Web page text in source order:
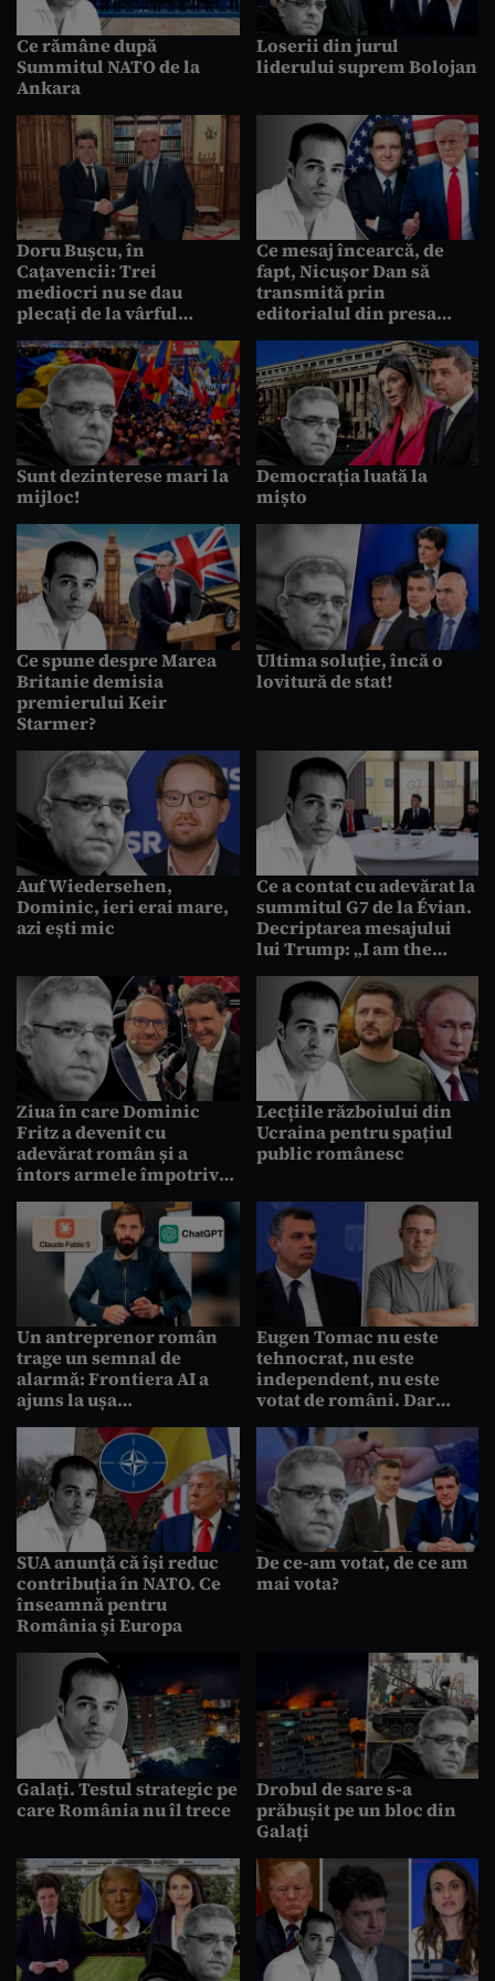
Ce rămâne după
Summitul NATO de la
Ankara
Loserii din jurul
liderului suprem Bolojan
Doru Bușcu, în
Cațavencii: Trei
mediocri nu se dau
plecați de la vârful
Ce mesaj încearcă, de
fapt, Nicușor Dan să
transmită prin
editorialul din presa
Sunt dezinterese mari la
mijloc!
Democrația luată la
mișto
Ce spune despre Marea
Britanie demisia
premierului Keir
Starmer?
Ultima soluție, încă o
lovitură de stat!
Auf Wiedersehen,
Dominic, ieri erai mare,
azi ești mic
Ce a contat cu adevărat la
summitul G7 de la Évian.
Decriptarea mesajului
lui Trump: „I am the
Ziua în care Dominic
Fritz a devenit cu
adevărat român și a
întors armele împotriva
Lecțiile războiului din
Ucraina pentru spațiul
public românesc
Un antreprenor român
trage un semnal de
alarmă: Frontiera AI a
ajuns la ușa
Întrebarea e cine
deschide
Eugen Tomac nu este
tehnocrat, nu este
independent, nu este
votat de români. Dar
SUA anunţă că îşi reduc
contribuția în NATO. Ce
înseamnă pentru
România şi Europa
De ce-am votat, de ce am
mai vota?
Galați. Testul strategic pe
care România nu îl trece
Drobul de sare s-a
prăbușit pe un bloc din
Galați